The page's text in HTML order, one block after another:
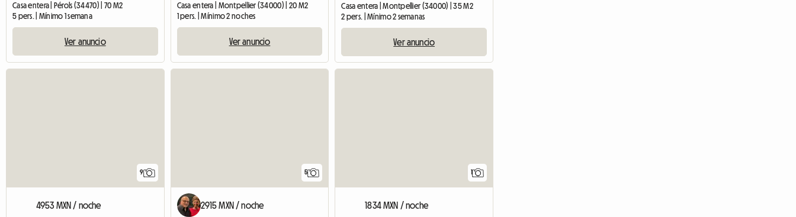
Casa entera | Pérols (34470) | 70 M2
5 pers. | Mínimo 1 semana
Ver anuncio
Casa entera | Montpellier (34000) | 20 M2
1 pers. | Mínimo 2 noches
Ver anuncio
Casa entera | Montpellier (34000) | 35 M2
2 pers. | Mínimo 2 semanas
Ver anuncio
9
4953 MXN / noche
5
2915 MXN / noche
1
1834 MXN / noche